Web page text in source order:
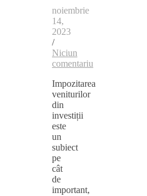
noiembrie
14,
2023
/
Niciun
comentariu
Impozitarea
veniturilor
din
investiții
este
un
subiect
pe
cât
de
important,